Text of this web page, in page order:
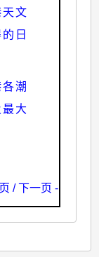
文
日
潮
大
/ 下一页 -